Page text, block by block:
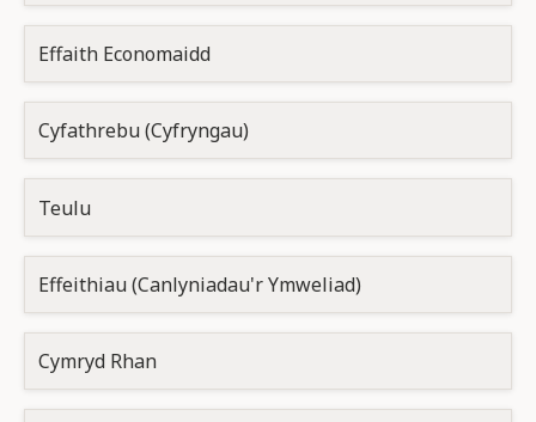
Effaith Economaidd
Cyfathrebu (Cyfryngau)
Teulu
Effeithiau (Canlyniadau'r Ymweliad)
Cymryd Rhan